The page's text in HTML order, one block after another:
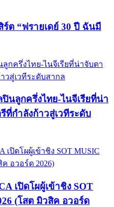
ต “ฟรายเดย์ 30 ปี ฉันมี
ปินลูกครึ่งไทย-ไนจีเรียที่น่า
ที่กำลังก้าวสู่เวทีระดับ
เปิดโผผู้เข้าชิง SOT
(โสต มิวสิค อวอร์ด